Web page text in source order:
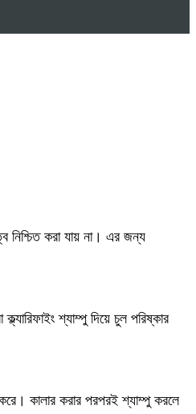
নিশ্চিত করা যায় না। এর জন্য
শ্যাম্পু দিয়ে চুল পরিষ্কার
কালার করার পরপরই শ্যাম্পু করলে